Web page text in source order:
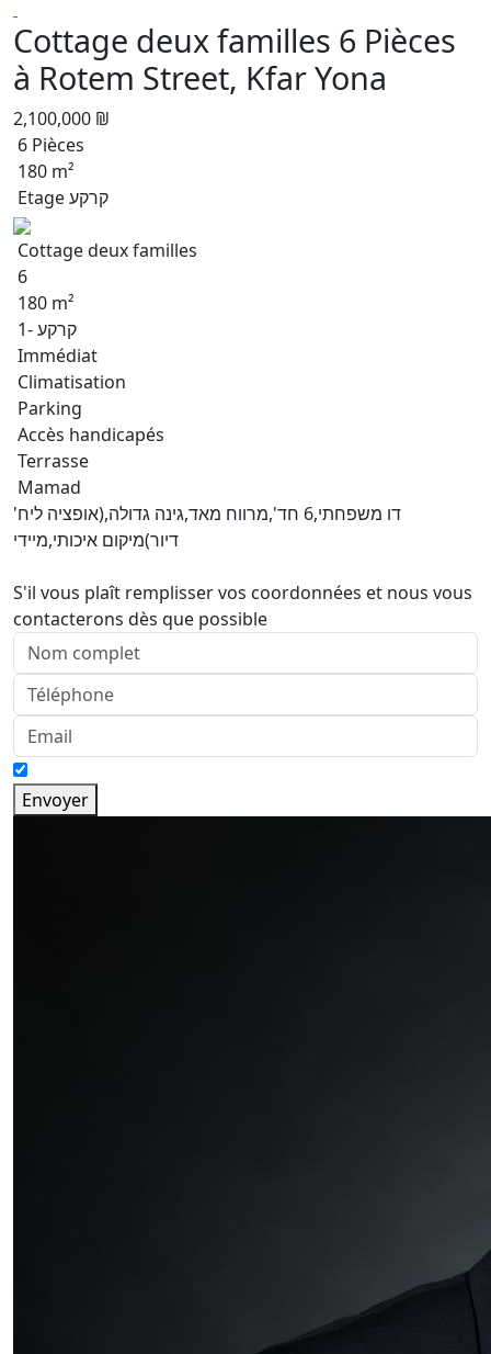
Cottage deux familles 6 Pièces
à Rotem Street, Kfar Yona
2,100,000 ₪
6 Pièces
180 m²
Etage קרקע
Cottage deux familles
6
180 m²
קרקע -1
Immédiat
Climatisation
Parking
Accès handicapés
Terrasse
Mamad
דו משפחתי,6 חד',מרווח מאד,גינה גדולה,(אופציה ליח'
דיור)מיקום איכותי,מיידי
S'il vous plaît remplisser vos coordonnées et nous vous
contacterons dès que possible
Envoyer